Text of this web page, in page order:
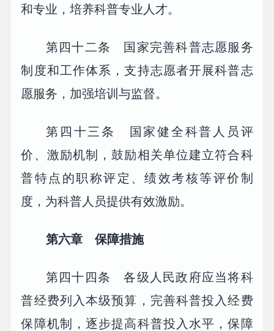
和专业，培养科普专业人才。
第四十二条 国家完善科普志愿服务
制度和工作体系，支持志愿者开展科普志
愿服务，加强培训与监督。
第四十三条 国家健全科普人员评
价、激励机制，鼓励相关单位建立符合科
普特点的职称评定、绩效考核等评价制
度，为科普人员提供有效激励。
第六章 保障措施
第四十四条 各级人民政府应当将科
普经费列入本级预算，完善科普投入经费
保障机制，逐步提高科普投入水平，保障